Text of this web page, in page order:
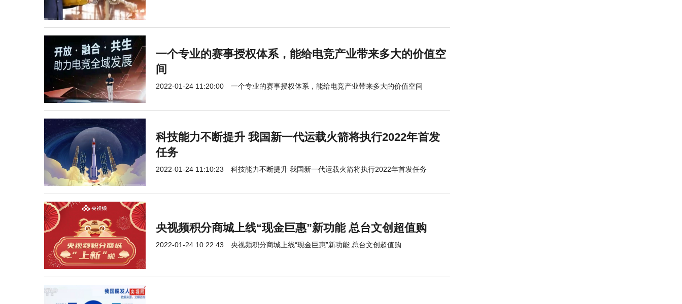
一个专业的赛事授权体系，能给电竞产业带来多大的价值空
间
2022-01-24 11:20:00 一个专业的赛事授权体系，能给电竞产业带来多大的价值空间
科技能力不断提升 我国新一代运载火箭将执行2022年首发
任务
2022-01-24 11:10:23 科技能力不断提升 我国新一代运载火箭将执行2022年首发任务
央视频积分商城上线“现金巨惠”新功能 总台文创超值购
2022-01-24 10:22:43 央视频积分商城上线“现金巨惠”新功能 总台文创超值购